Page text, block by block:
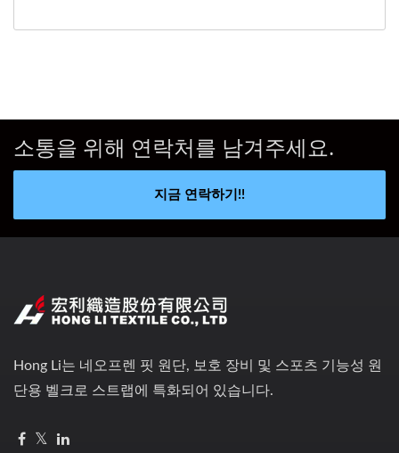
소통을 위해 연락처를 남겨주세요.
지금 연락하기!!
Hong Li는 네오프렌 핏 원단, 보호 장비 및 스포츠 기능성 원
단용 벨크로 스트랩에 특화되어 있습니다.